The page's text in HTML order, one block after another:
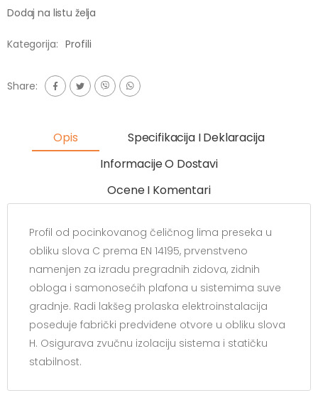
Dodaj na listu želja
Kategorija: Profili
Share:
Opis
Specifikacija I Deklaracija
Informacije O Dostavi
Ocene I Komentari
Profil od pocinkovanog čeličnog lima preseka u
obliku slova C prema EN 14195, prvenstveno
namenjen za izradu pregradnih zidova, zidnih
obloga i samonosećih plafona u sistemima suve
gradnje. Radi lakšeg prolaska elektroinstalacija
poseduje fabrički predviđene otvore u obliku slova
H. Osigurava zvučnu izolaciju sistema i statičku
stabilnost.